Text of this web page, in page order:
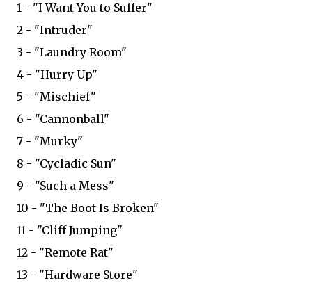
1 - "I Want You to Suffer"
2 - "Intruder"
3 - "Laundry Room"
4 - "Hurry Up"
5 - "Mischief"
6 - "Cannonball"
7 - "Murky"
8 - "Cycladic Sun"
9 - "Such a Mess"
10 - "The Boot Is Broken"
11 - "Cliff Jumping"
12 - "Remote Rat"
13 - "Hardware Store"